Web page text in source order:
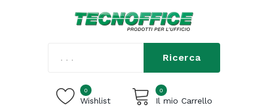
Ricerca
0
Wishlist
0
Il mio Carrello